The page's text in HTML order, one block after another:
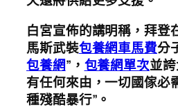
白宮宣佈的講明稱，拜登
馬斯武裝包養網車馬費分
包養網”， 包養網單次並
有任何來由，一切國傢必
種殘酷暴行”。